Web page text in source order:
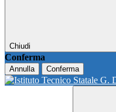
Chiudi
Conferma
Annulla Conferma